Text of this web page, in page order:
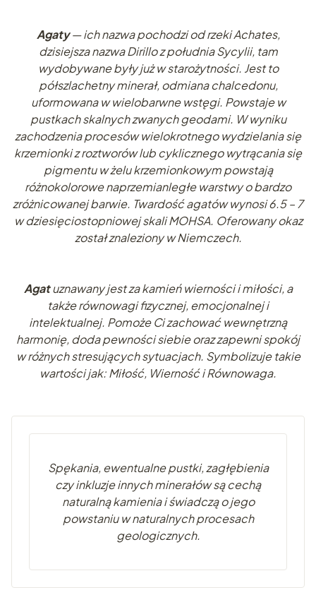
Agaty— ich nazwa pochodzi od rzeki Achates,
dzisiejsza nazwa Dirillo z południa Sycylii, tam
wydobywane były już w starożytności. Jest to
półszlachetny minerał, odmiana chalcedonu,
uformowana w wielobarwne wstęgi. Powstaje w
pustkach skalnych zwanych geodami. W wyniku
zachodzenia procesów wielokrotnego wydzielania się
krzemionki z roztworów lub cyklicznego wytrącania się
pigmentu w żelu krzemionkowym powstają
różnokolorowe naprzemianległe warstwy o bardzo
zróżnicowanej barwie. Twardość agatów wynosi 6.5 – 7
w dziesięciostopniowej skali MOHSA. Oferowany okaz
został znaleziony w Niemczech.
Agatuznawany jest za kamień wierności i miłości, a
także równowagi fizycznej, emocjonalnej i
intelektualnej. Pomoże Ci zachować wewnętrzną
harmonię, doda pewności siebie oraz zapewni spokój
w różnych stresujących sytuacjach. Symbolizuje takie
wartości jak: Miłość, Wierność i Równowaga.
Spękania, ewentualne pustki, zagłębienia
czy inkluzje innych minerałów są cechą
naturalną kamienia i świadczą o jego
powstaniu w naturalnych procesach
geologicznych.